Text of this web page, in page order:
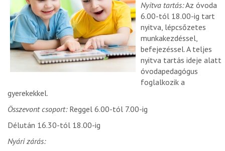
Nyitva tartás:Az óvoda
6.00-tól 18.00-ig tart
nyitva, lépcsőzetes
munkakezdéssel,
befejezéssel. A teljes
nyitva tartás ideje alatt
óvodapedagógus
foglalkozik a
gyerekekkel.
Összevont csoport:Reggel 6.00-tól 7.00-ig
Délután 16.30-tól 18.00-ig
Nyári zárás: